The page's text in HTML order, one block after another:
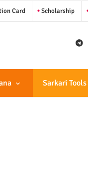
Card Scholarship
Sarkari Tools